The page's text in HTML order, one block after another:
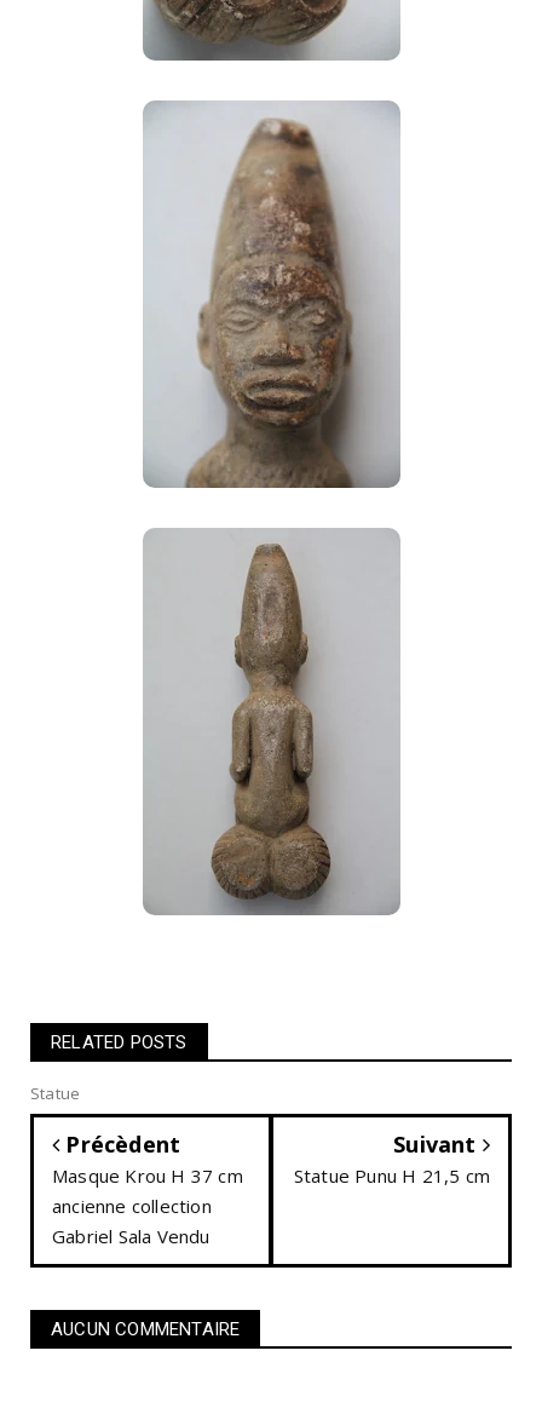
RELATED POSTS
Statue
Précèdent
Masque Krou H 37 cm
ancienne collection
Gabriel Sala Vendu
Suivant
Statue Punu H 21,5 cm
AUCUN COMMENTAIRE